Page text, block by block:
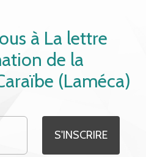
à La lettre
de la
(Laméca)